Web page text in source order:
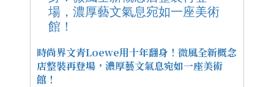
時尚界文青Loewe用十年翻身！微風全新概念
店整裝再登場，濃厚藝文氣息宛如一座美術
館！